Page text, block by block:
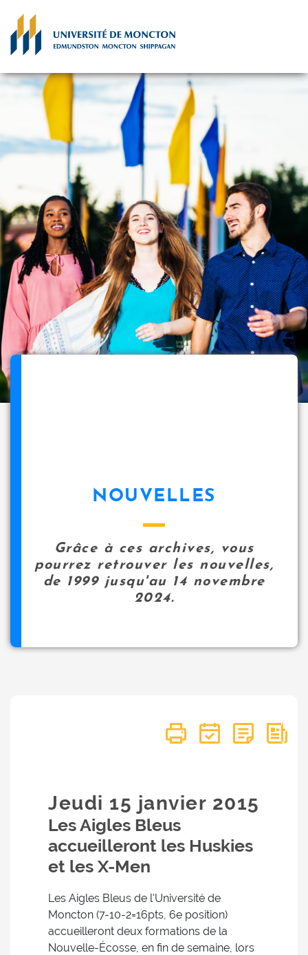
NOUVELLES
Grâce à ces archives, vous
pourrez retrouver les nouvelles,
de 1999 jusqu'au 14 novembre
2024.
Jeudi 15 janvier 2015
Les Aigles Bleus
accueilleront les Huskies
et les X-Men
Les Aigles Bleus de l'Université de
Moncton (7-10-2=16pts, 6e position)
accueilleront deux formations de la
Nouvelle-Écosse, en fin de semaine, lors